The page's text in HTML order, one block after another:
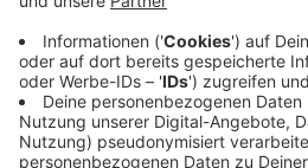
Bahn oder Bus. Los geht der
soll 24 Stunden dauern. Anders
dieses Mal auch keinen
Linien geben. Wegen der
Rheinbahn. Auch die
Dienstag geschlossen. Zum